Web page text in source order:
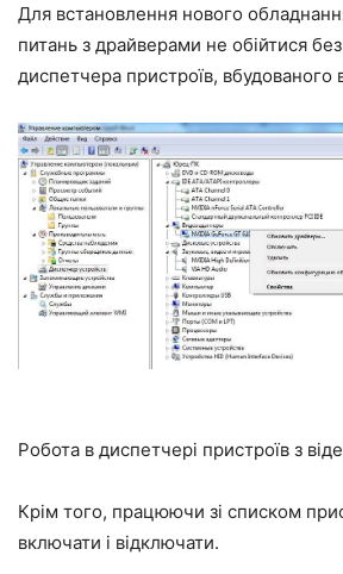
Для встановлення нового
питань з драйверами не обійтися
диспетчера пристроїв, вбудованого
Робота в диспетчері пристроїв з
Крім того, працюючи зі списком
включати і відключати.